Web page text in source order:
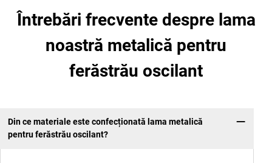
Întrebări frecvente despre lama
noastră metalică pentru
ferăstrău oscilant
Din ce materiale este confecționată lama metalică
pentru ferăstrău oscilant?